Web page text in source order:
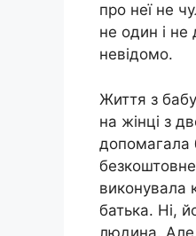
про неї не
не один і не
невідомо.
Життя з
на жінці з
допомагала
безкоштовне
виконувала
батька. Ні,
людина. Але